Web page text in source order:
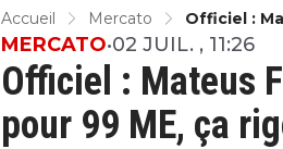
Accueil Mercato
Officiel :
Bien
Officiel : Mateus
pour 99 ME, ça
MERCATO•02 JUIL. , 11:26